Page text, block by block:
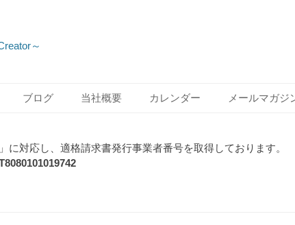
～
ブログ 当社概要 カレンダー メールマガジ
対応し、適格請求書発行事業者番号を取得しております。